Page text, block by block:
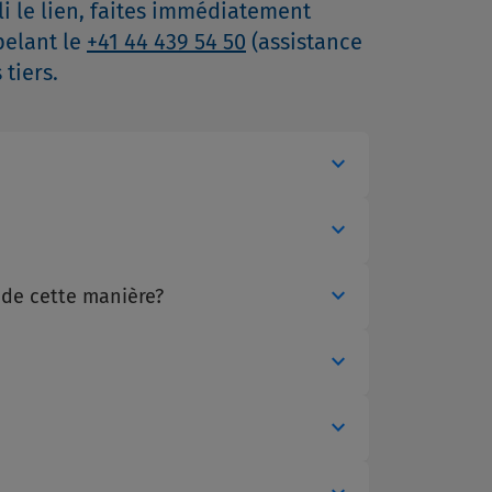
le lien, faites immédiatement
le +41 44 439 54 50 (assistance
tiers.
expand_more
expand_more
cette manière? expand_more
expand_more
expand_more